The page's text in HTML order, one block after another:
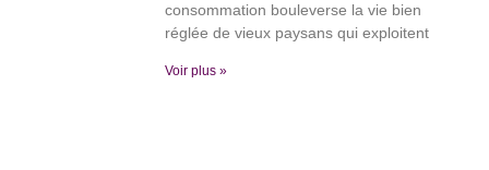
consommation bouleverse la vie bien
réglée de vieux paysans qui exploitent
Voir plus »